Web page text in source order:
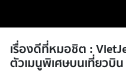
เรื่องดีที่หมอชิต :
ตัวเมนูพิเศษบนเที่ยวบิน